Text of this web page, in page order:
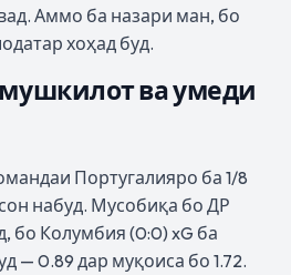
Аммо ба назари ман, бо
хоҳад буд.
мушкилот ва умеди
Португалияро ба 1/8
набуд. Мусобиқа бо ДР
бо Колумбия (0:0) xG ба
— 0.89 дар муқоиса бо 1.72.